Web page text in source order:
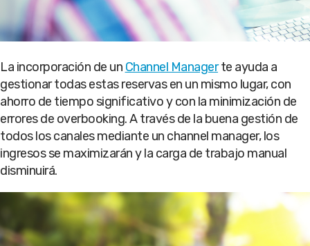
La incorporación de un Channel Managerte ayuda a
gestionar todas estas reservas en un mismo lugar, con
ahorro de tiempo significativo y con la minimización de
errores de overbooking. A través de la buena gestión de
todos los canales mediante un channel manager, los
ingresos se maximizarán y la carga de trabajo manual
disminuirá.